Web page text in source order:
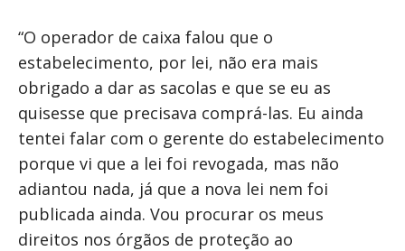
“O operador de caixa falou que o
estabelecimento, por lei, não era mais
obrigado a dar as sacolas e que se eu as
quisesse que precisava comprá-las. Eu ainda
tentei falar com o gerente do estabelecimento
porque vi que a lei foi revogada, mas não
adiantou nada, já que a nova lei nem foi
publicada ainda. Vou procurar os meus
direitos nos órgãos de proteção ao